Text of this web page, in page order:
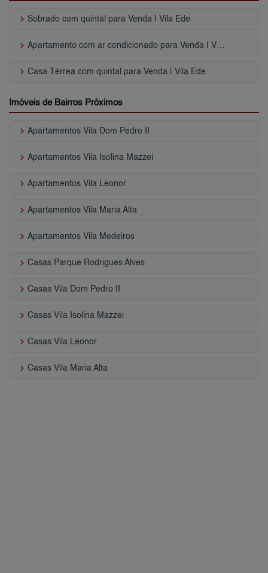
keyboard_arrow_right Sobrado com quintal para Venda | Vila Ede
keyboard_arrow_right Apartamento com ar condicionado para Venda | Vila Ede
keyboard_arrow_right Casa Térrea com quintal para Venda | Vila Ede
Imóveis de Bairros Próximos
keyboard_arrow_right Apartamentos Vila Dom Pedro II
keyboard_arrow_right Apartamentos Vila Isolina Mazzei
keyboard_arrow_right Apartamentos Vila Leonor
keyboard_arrow_right Apartamentos Vila Maria Alta
keyboard_arrow_right Apartamentos Vila Medeiros
keyboard_arrow_right Casas Parque Rodrigues Alves
keyboard_arrow_right Casas Vila Dom Pedro II
keyboard_arrow_right Casas Vila Isolina Mazzei
keyboard_arrow_right Casas Vila Leonor
keyboard_arrow_right Casas Vila Maria Alta